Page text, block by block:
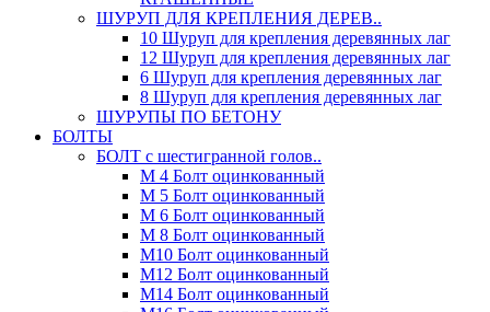
ШУРУП ДЛЯ КРЕПЛЕНИЯ ДЕРЕВ..
10 Шуруп для крепления деревянных лаг
12 Шуруп для крепления деревянных лаг
6 Шуруп для крепления деревянных лаг
8 Шуруп для крепления деревянных лаг
ШУРУПЫ ПО БЕТОНУ
БОЛТЫ
БОЛТ с шестигранной голов..
М 4 Болт оцинкованный
М 5 Болт оцинкованный
М 6 Болт оцинкованный
М 8 Болт оцинкованный
М10 Болт оцинкованный
М12 Болт оцинкованный
М14 Болт оцинкованный